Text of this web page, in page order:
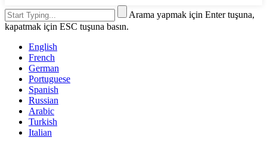
Arama yapmak için Enter tuşuna,
kapatmak için ESC tuşuna basın.
English
French
German
Portuguese
Spanish
Russian
Arabic
Turkish
Italian